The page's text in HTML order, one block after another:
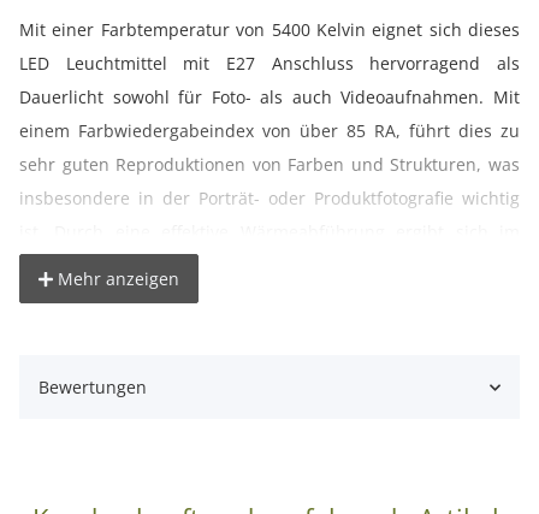
Mit einer Farbtemperatur von 5400 Kelvin eignet sich dieses
LED Leuchtmittel mit E27 Anschluss hervorragend als
Dauerlicht sowohl für Foto- als auch Videoaufnahmen. Mit
einem Farbwiedergabeindex von über 85 RA, führt dies zu
sehr guten Reproduktionen von Farben und Strukturen, was
insbesondere in der Porträt- oder Produktfotografie wichtig
sodass es mit diversen Lichtformern ohne Bedenken genutzt
LED Beans nicht sehen.
Mehr anzeigen
Bewertungen